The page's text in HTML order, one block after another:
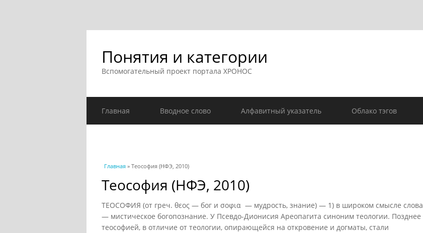
Понятия и категории
Вспомогательный проект портала ХРОНОС
Главная Вводное слово Алфавитный указатель Облако тэгов
Вы здесь
Главная » Теософия (НФЭ, 2010)
Теософия (НФЭ, 2010)
ТЕОСОФИЯ (от греч. θεος — бог и σοφια — мудрость, знание) — 1) в широком смысле слова
— мистическое богопознание. У Псевдо-Дионисия Ареопагита синоним теологии. Позднее
теософией, в отличие от теологии, опирающейся на откровение и догматы, стали